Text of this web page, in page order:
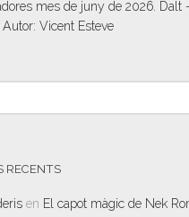
mes de juny de 2026. Dalt
Vicent Esteve
RECENTS
en El capot màgic de Nek